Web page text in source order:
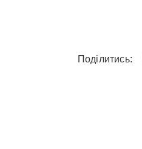
Поділитись: